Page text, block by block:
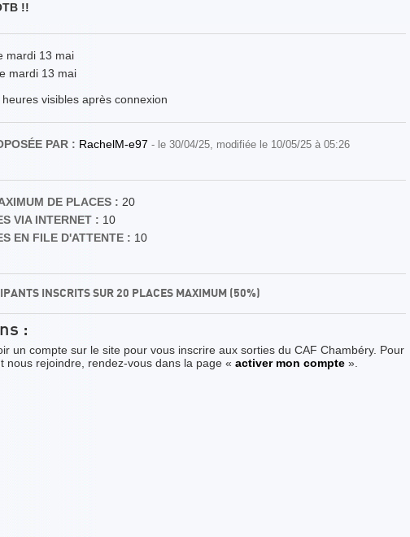
!!
mardi 13 mai
mardi 13 mai
heures visibles après connexion
PAR : RachelM-e97 - le 30/04/25, modifiée le 10/05/25 à 05:26
DE PLACES : 20
VIA INTERNET : 10
EN FILE D'ATTENTE : 10
INSCRITS SUR 20 PLACES MAXIMUM (50%)
:
un compte sur le site pour vous inscrire aux sorties du CAF Chambéry. Pour
nous rejoindre, rendez-vous dans la page « activer mon compte ».